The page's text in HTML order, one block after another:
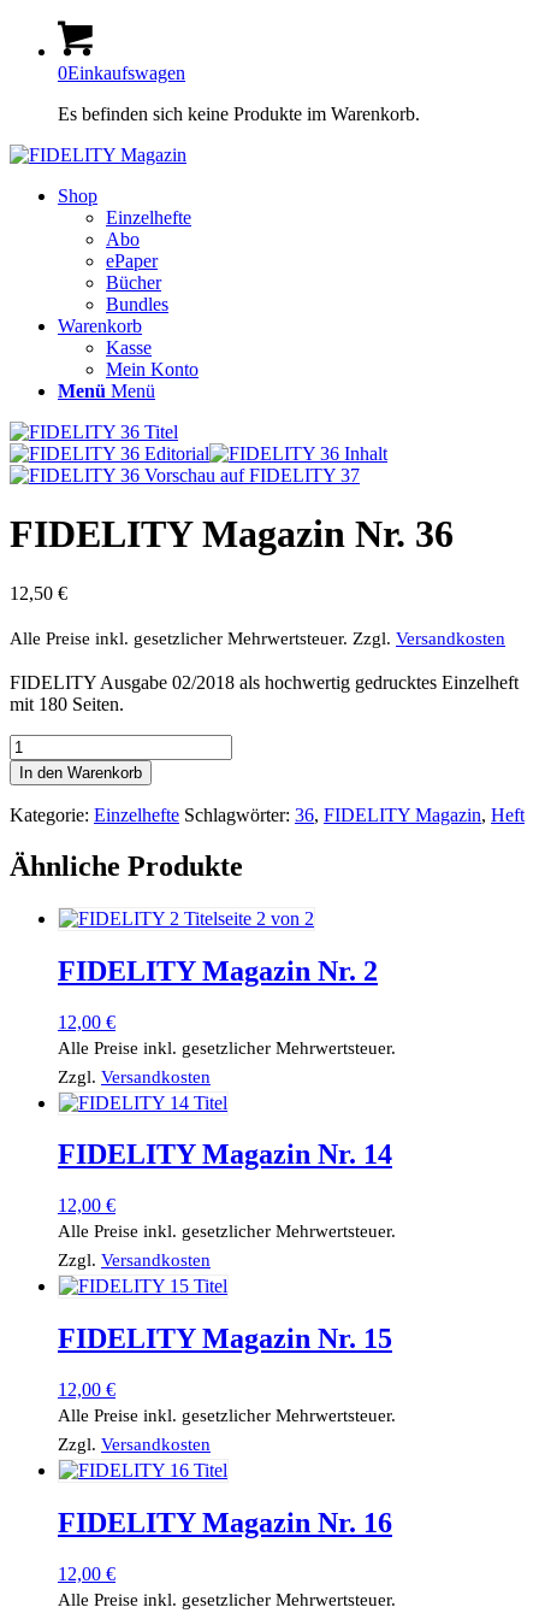
0Einkaufswagen
Es befinden sich keine Produkte im Warenkorb.
Shop
Einzelhefte
Abo
ePaper
Bücher
Bundles
Warenkorb
Kasse
Mein Konto
Menü Menü
FIDELITY Magazin Nr. 36
12,50 €
Alle Preise inkl. gesetzlicher Mehrwertsteuer. Zzgl. Versandkosten
FIDELITY Ausgabe 02/2018 als hochwertig gedrucktes Einzelheft
mit 180 Seiten.
FIDELITY
Magazin
Nr.
36
Menge
In den Warenkorb
Kategorie: Einzelhefte Schlagwörter: 36, FIDELITY Magazin, Heft
Ähnliche Produkte
FIDELITY Magazin Nr. 2
12,00 €
Alle Preise inkl. gesetzlicher Mehrwertsteuer.
Zzgl. Versandkosten
FIDELITY Magazin Nr. 14
12,00 €
Alle Preise inkl. gesetzlicher Mehrwertsteuer.
Zzgl. Versandkosten
FIDELITY Magazin Nr. 15
12,00 €
Alle Preise inkl. gesetzlicher Mehrwertsteuer.
Zzgl. Versandkosten
FIDELITY Magazin Nr. 16
12,00 €
Alle Preise inkl. gesetzlicher Mehrwertsteuer.